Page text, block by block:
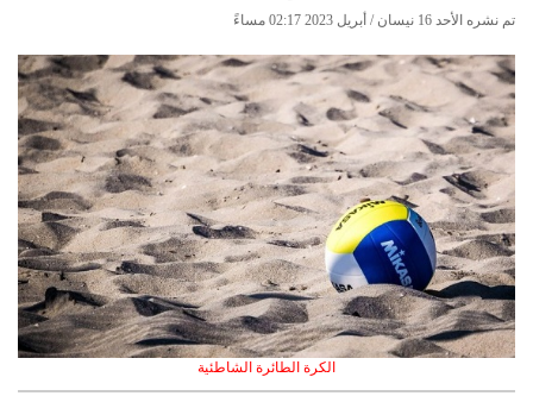
تم نشره الأحد 16 نيسان / أبريل 2023 02:17 مساءً
الكرة الطائرة الشاطئية